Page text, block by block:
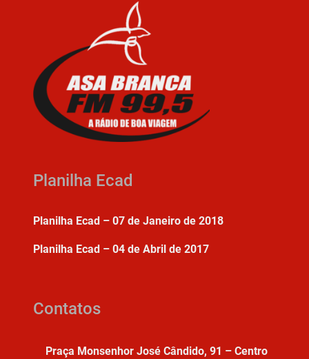
Planilha Ecad
Planilha Ecad – 07 de Janeiro de 2018
Planilha Ecad – 04 de Abril de 2017
Contatos
Praça Monsenhor José Cândido, 91 – Centro